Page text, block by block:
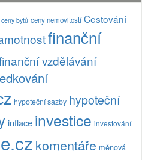
ceny bytů ceny nemovitostí Cestování
finanční
vzdělávání
hypoteční sazby hypoteční
inflace investice investování
komentáře měnová